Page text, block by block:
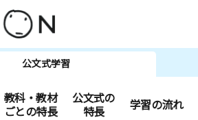
公文式学習
教科・教材
ごとの特長
公文式の
特長
学習の流れ